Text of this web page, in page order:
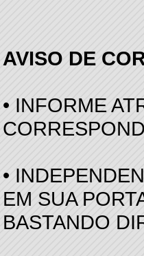
AVISO DE
• INFORME
•
EM SUA
BASTANDO